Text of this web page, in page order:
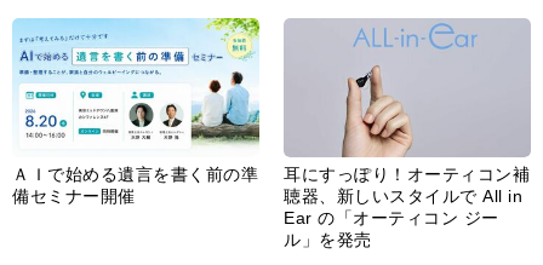
ＡＩで始める遺言を書く前の準
備セミナー開催
耳にすっぽり！オーティコン補
聴器、新しいスタイルで All in
Ear の「オーティコン ジー
ル」を発売